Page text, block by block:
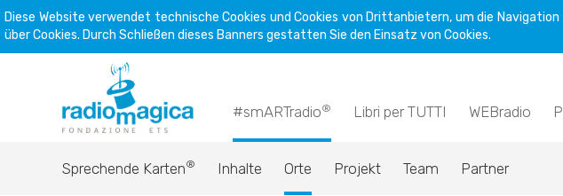
Diese Website verwendet technische Cookies und Cookies von Drittanbietern, um die
über Cookies. Durch Schließen dieses Banners gestatten Sie den Einsatz von Cookies.
#smARTradio® Libri per TUTTI WEBradio
Sprechende Karten® Inhalte Orte Projekt Team Partner